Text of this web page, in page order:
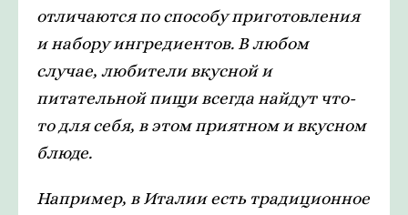
отличаются по способу приготовления
и набору ингредиентов. В любом
случае, любители вкусной и
питательной пищи всегда найдут что-
то для себя, в этом приятном и вкусном
блюде.
Например, в Италии есть традиционное